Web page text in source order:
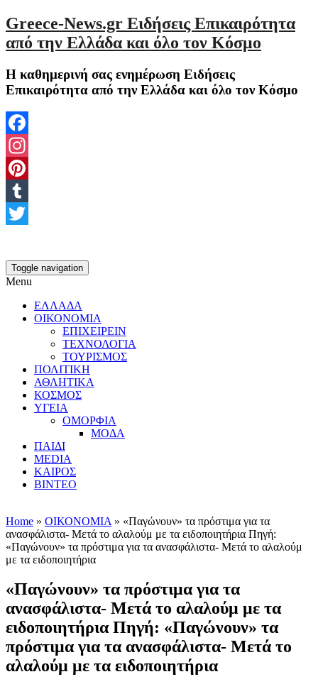
Greece-News.gr Ειδήσεις Επικαιρότητα
από την Ελλάδα και όλο τον Κόσμο
Η καθημερινή σας ενημέρωση Ειδήσεις
Επικαιρότητα από την Ελλάδα και όλο τον Κόσμο
Facebook
Instagram
Pinterest
Tumblr
Toggle navigation
Menu
ΕΛΛΑΔΑ
ΟΙΚΟΝΟΜΙΑ
ΕΠΙΧΕΙΡΕΙΝ
ΤΕΧΝΟΛΟΓΙΑ
ΤΟΥΡΙΣΜΟΣ
ΠΟΛΙΤΙΚΗ
ΑΘΛΗΤΙΚΑ
ΚΟΣΜΟΣ
ΥΓΕΙΑ
ΟΜΟΡΦΙΑ
ΜΟΔΑ
ΠΑΙΔΙ
MEDIA
ΚΑΙΡΟΣ
ΒΙΝΤΕΟ
Home » ΟΙΚΟΝΟΜΙΑ » «Παγώνουν» τα πρόστιμα για τα
ανασφάλιστα- Μετά το αλαλούμ με τα ειδοποιητήρια Πηγή:
«Παγώνουν» τα πρόστιμα για τα ανασφάλιστα- Μετά το αλαλούμ
με τα ειδοποιητήρια
«Παγώνουν» τα πρόστιμα για τα
ανασφάλιστα- Μετά το αλαλούμ με τα
ειδοποιητήρια Πηγή: «Παγώνουν» τα
πρόστιμα για τα ανασφάλιστα- Μετά το
αλαλούμ με τα ειδοποιητήρια